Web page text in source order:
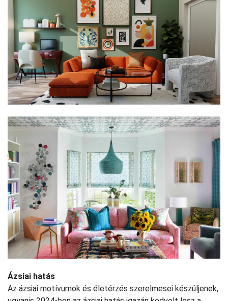
Ázsiai hatás
Az ázsiai motívumok és életérzés szerelmesei készüljenek,